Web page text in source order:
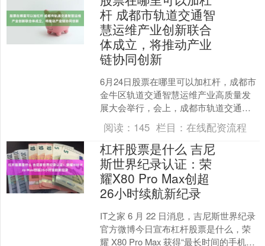
杆 成都市轨道交通智
慧运维产业创新联合
体成立，将推动产业
链协同创新
6月24日股票在哪里可以加杠杆，成都市
金牛区轨道交通智慧运维产业高质量发
展大会举行，会上，成都市轨道交通智
慧运维产业创新联合体正式成立，将统
筹核心技术、试验场景....
阅读： 145 栏目： 在线配资流程
杠杆股票是什么 吉尼
斯世界纪录认证：荣
耀X80 Pro Max创超
26小时续航新纪录
IT之家 6 月 22 日消息，吉尼斯世界纪录
官方微博今日宣布杠杆股票是什么，荣
耀 X80 Pro Max 获得“最长时间的手机产